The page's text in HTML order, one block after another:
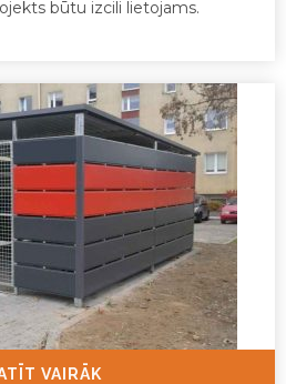
būtu izcili lietojams.
VAIRĀK